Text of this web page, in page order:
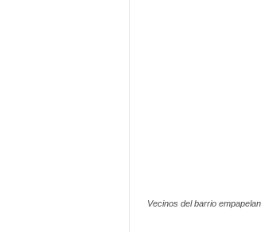
Vecinos del barrio